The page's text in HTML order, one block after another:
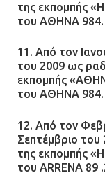
της εκπομπής
του ΑΘΗΝΑ 984.
11. Από τον
του 2009 ως
εκπομπής
του ΑΘΗΝΑ 984.
12. Από τον
Σεπτέμβριο
της εκπομπής
του ARRENA 89